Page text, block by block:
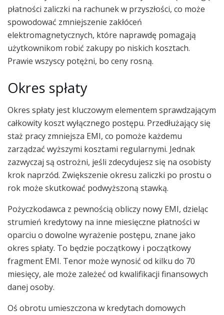
płatności zaliczki na rachunek w przyszłości, co może
spowodować zmniejszenie zakłóceń
elektromagnetycznych, które naprawdę pomagają
użytkownikom robić zakupy po niskich kosztach.
Prawie wszyscy potężni, bo ceny rosną.
Okres spłaty
Okres spłaty jest kluczowym elementem sprawdzającym
całkowity koszt wyłącznego postępu. Przedłużający się
staż pracy zmniejsza EMI, co pomoże każdemu
zarządzać wyższymi kosztami regularnymi. Jednak
zazwyczaj są ostrożni, jeśli zdecydujesz się na osobisty
krok naprzód. Zwiększenie okresu zaliczki po prostu o
rok może skutkować podwyższoną stawką.
Pożyczkodawca z pewnością obliczy nowy EMI, dzieląc
strumień kredytowy na inne miesięczne płatności w
oparciu o dowolne wyrażenie postępu, znane jako
okres spłaty. To będzie początkowy i początkowy
fragment EMI. Tenor może wynosić od kilku do 70
miesięcy, ale może zależeć od kwalifikacji finansowych
danej osoby.
Oś obrotu umieszczona w kredytach domowych